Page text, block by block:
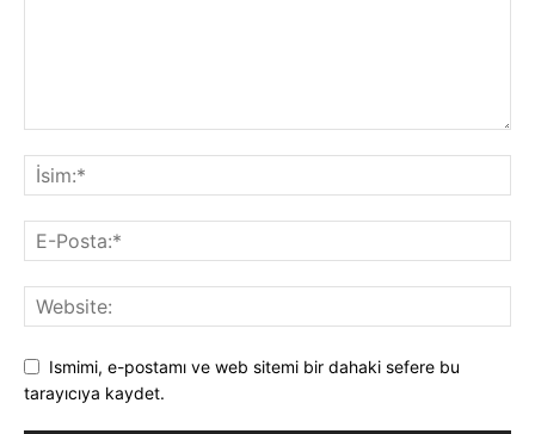
Ismimi, e-postamı ve web sitemi bir dahaki sefere bu
tarayıcıya kaydet.